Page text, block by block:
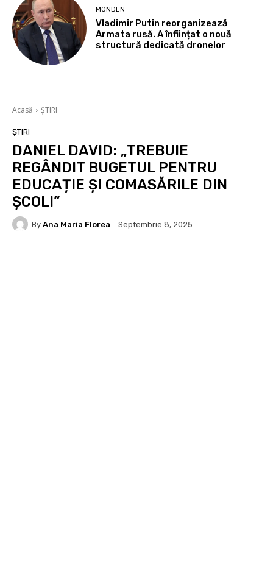
MONDEN
Vladimir Putin reorganizează
Armata rusă. A înființat o nouă
structură dedicată dronelor